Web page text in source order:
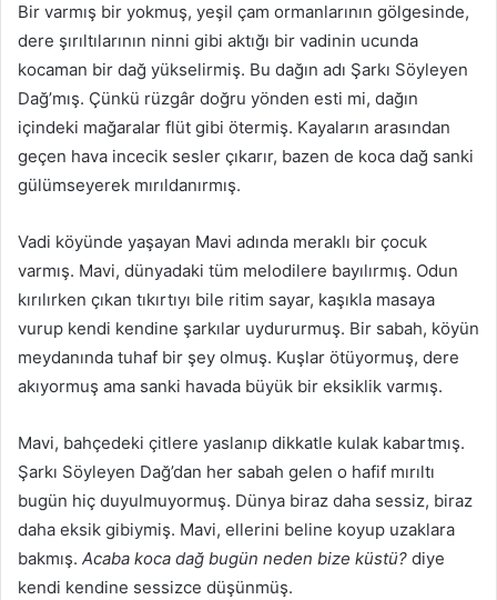
o
s
t
a
g
ö
n
e
r
m
Bir varmış bir yokmuş, yeşil çam ormanlarının gölgesinde,
dere şırıltılarının ninni gibi aktığı bir vadinin ucunda
kocaman bir dağ yükselirmiş. Bu dağın adı Şarkı Söyleyen
Dağ’mış. Çünkü rüzgâr doğru yönden esti mi, dağın
içindeki mağaralar flüt gibi ötermiş. Kayaların arasından
geçen hava incecik sesler çıkarır, bazen de koca dağ sanki
gülümseyerek mırıldanırmış.
Vadi köyünde yaşayan Mavi adında meraklı bir çocuk
varmış. Mavi, dünyadaki tüm melodilere bayılırmış. Odun
kırılırken çıkan tıkırtıyı bile ritim sayar, kaşıkla masaya
vurup kendi kendine şarkılar uydururmuş. Bir sabah, köyün
meydanında tuhaf bir şey olmuş. Kuşlar ötüyormuş, dere
akıyormuş ama sanki havada büyük bir eksiklik varmış.
Mavi, bahçedeki çitlere yaslanıp dikkatle kulak kabartmış.
Şarkı Söyleyen Dağ’dan her sabah gelen o hafif mırıltı
bugün hiç duyulmuyormuş. Dünya biraz daha sessiz, biraz
daha eksik gibiymiş. Mavi, ellerini beline koyup uzaklara
bakmış. Acaba koca dağ bugün neden bize küstü? diye
kendi kendine sessizce düşünmüş.